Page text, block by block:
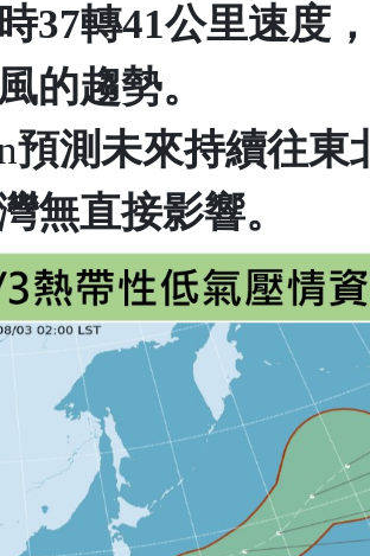
37轉41公里速度
的趨勢。
預測未來持續往東
無直接影響。